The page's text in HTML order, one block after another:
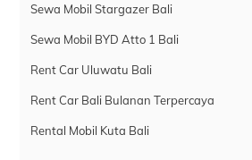
Sewa Mobil Stargazer Bali
Sewa Mobil BYD Atto 1 Bali
Rent Car Uluwatu Bali
Rent Car Bali Bulanan Terpercaya
Rental Mobil Kuta Bali